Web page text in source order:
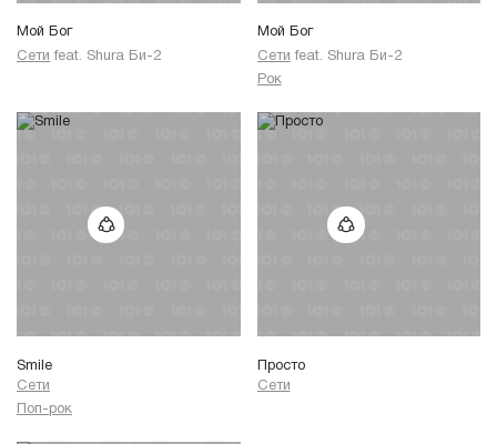
Мой Бог
Сети feat. Shura Би-2
Мой Бог
Сети feat. Shura Би-2
Рок
Smile
Сети
Поп-рок
Просто
Сети